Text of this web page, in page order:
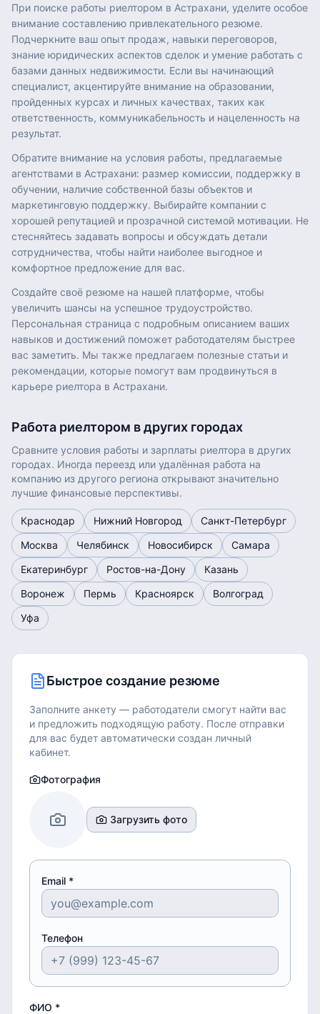
При поиске работы риелтором в Астрахани, уделите особое
внимание составлению привлекательного резюме.
Подчеркните ваш опыт продаж, навыки переговоров,
знание юридических аспектов сделок и умение работать с
базами данных недвижимости. Если вы начинающий
специалист, акцентируйте внимание на образовании,
пройденных курсах и личных качествах, таких как
ответственность, коммуникабельность и нацеленность на
результат.
Обратите внимание на условия работы, предлагаемые
агентствами в Астрахани: размер комиссии, поддержку в
обучении, наличие собственной базы объектов и
маркетинговую поддержку. Выбирайте компании с
хорошей репутацией и прозрачной системой мотивации. Не
стесняйтесь задавать вопросы и обсуждать детали
сотрудничества, чтобы найти наиболее выгодное и
комфортное предложение для вас.
Создайте своё резюме на нашей платформе, чтобы
увеличить шансы на успешное трудоустройство.
Персональная страница с подробным описанием ваших
навыков и достижений поможет работодателям быстрее
вас заметить. Мы также предлагаем полезные статьи и
рекомендации, которые помогут вам продвинуться в
карьере риелтора в Астрахани.
Работа риелтором в других городах
Сравните условия работы и зарплаты риелтора в других
городах. Иногда переезд или удалённая работа на
компанию из другого региона открывают значительно
лучшие финансовые перспективы.
Краснодар Нижний Новгород
Санкт-Петербург
Москва
Челябинск Новосибирск
Самара
Екатеринбург
Ростов-на-Дону
Казань
Воронеж
Пермь Красноярск
Волгоград
Уфа
Быстрое создание резюме
Заполните анкету — работодатели смогут найти вас
и предложить подходящую работу. После отправки
для вас будет автоматически создан личный
кабинет.
Фотография
Загрузить фото
Email *
Телефон
ФИО *